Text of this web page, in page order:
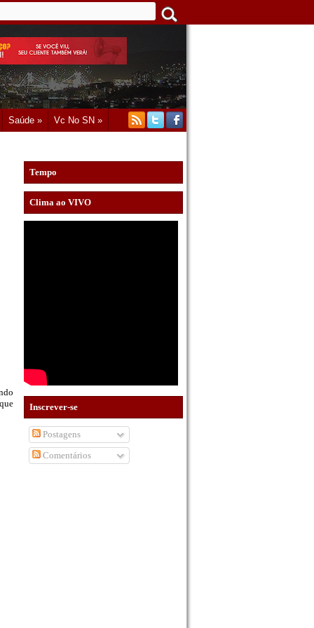
Saúde » Vc No SN »
Tempo
Clima ao VIVO
Inscrever-se
Postagens
Comentários